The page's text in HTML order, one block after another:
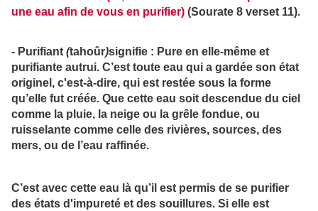
une eau afin de vous en purifier) (Sourate 8 verset 11).
- Purifiant (tahoûr)signifie : Pure en elle-même et
purifiante autrui. C’est toute eau qui a gardée son état
originel, c'est-à-dire, qui est restée sous la forme
qu’elle fut créée. Que cette eau soit descendue du ciel
comme la pluie, la neige ou la grêle fondue, ou
ruisselante comme celle des rivières, sources, des
mers, ou de l’eau raffinée.
C’est avec cette eau là qu’il est permis de se purifier
des états d'impureté et des souillures. Si elle est